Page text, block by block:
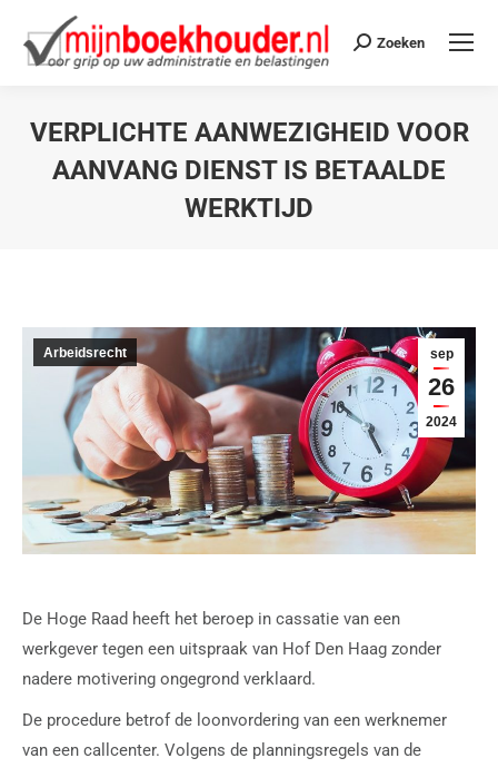
Zoeken
VERPLICHTE AANWEZIGHEID VOOR
AANVANG DIENST IS BETAALDE
WERKTIJD
sep
26
2024
Arbeidsrecht
De Hoge Raad heeft het beroep in cassatie van een
werkgever tegen een uitspraak van Hof Den Haag zonder
nadere motivering ongegrond verklaard.
De procedure betrof de loonvordering van een werknemer
van een callcenter. Volgens de planningsregels van de